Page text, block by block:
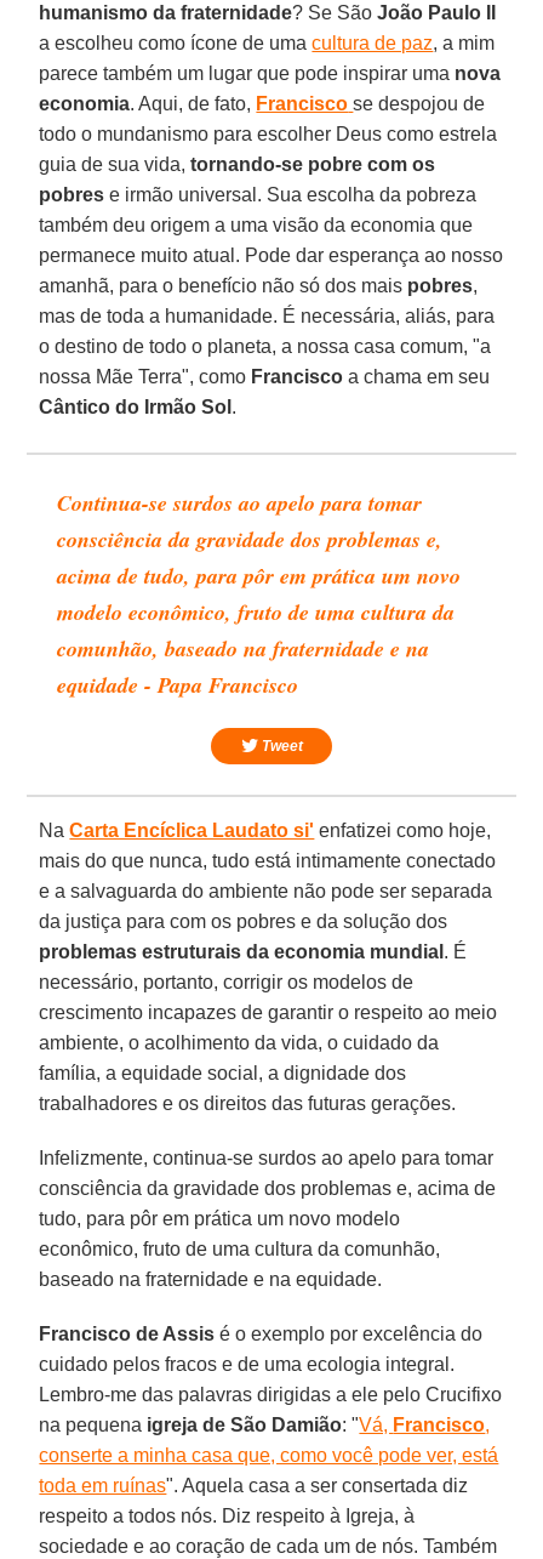
humanismo da fraternidade? Se SãoJoão Paulo II
a escolheu como ícone de umacultura de paz, a mim
parece também um lugar que pode inspirar uma nova
economia. Aqui, de fato, Francisco se despojou de
todo o mundanismo para escolher Deus como estrela
guia de sua vida,tornando-se pobre com os
pobres e irmão universal. Sua escolha da pobreza
também deu origem a uma visão da economia que
permanece muito atual. Pode dar esperança ao nosso
amanhã, para o benefício não só dos mais pobres,
mas de toda a humanidade. É necessária, aliás, para
o destino de todo o planeta, a nossa casa comum, "a
nossa Mãe Terra", como Francisco a chama em seu
Cântico do Irmão Sol .
Continua-se surdos ao apelo para tomar
consciência da gravidade dos problemas e,
acima de tudo, para pôr em prática um novo
modelo econômico, fruto de uma cultura da
comunhão, baseado na fraternidade e na
equidade - Papa Francisco
Tweet
NaCarta Encíclica Laudato si' enfatizei como hoje,
mais do que nunca, tudo está intimamente conectado
e a salvaguarda do ambiente não pode ser separada
da justiça para com os pobres e da solução dos
problemas estruturais da economia mundial . É
necessário, portanto, corrigir os modelos de
crescimento incapazes de garantir o respeito ao meio
ambiente, o acolhimento da vida, o cuidado da
família, a equidade social, a dignidade dos
trabalhadores e os direitos das futuras gerações.
Infelizmente, continua-se surdos ao apelo para tomar
consciência da gravidade dos problemas e, acima de
tudo, para pôr em prática um novo modelo
econômico, fruto de uma cultura da comunhão,
baseado na fraternidade e na equidade.
Francisco de Assis é o exemplo por excelência do
cuidado pelos fracos e de uma ecologia integral.
Lembro-me das palavras dirigidas a ele pelo Crucifixo
na pequena igreja de São Damião: "Vá, Francisco,
conserte a minha casa que, como você pode ver, está
toda em ruínas". Aquela casa a ser consertada diz
respeito a todos nós. Diz respeito à Igreja, à
sociedade e ao coração de cada um de nós. Também